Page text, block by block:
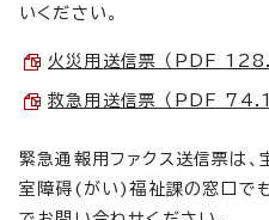
いください。
火災用送信票 （PDF
救急用送信票 （PDF
緊急通報用ファクス送信票は
室障碍(がい)福祉課の窓口で